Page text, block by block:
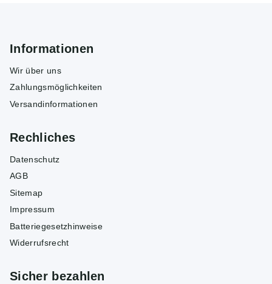
Informationen
Wir über uns
Zahlungsmöglichkeiten
Versandinformationen
Rechliches
Datenschutz
AGB
Sitemap
Impressum
Batteriegesetzhinweise
Widerrufsrecht
Sicher bezahlen